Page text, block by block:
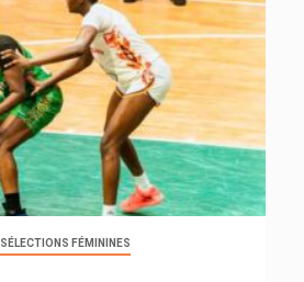
SÉLECTIONS FÉMININES